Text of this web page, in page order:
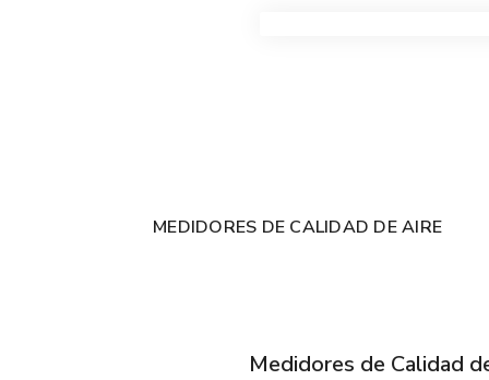
MEDIDORES DE CALIDAD DE AIRE
Medidores de Calidad